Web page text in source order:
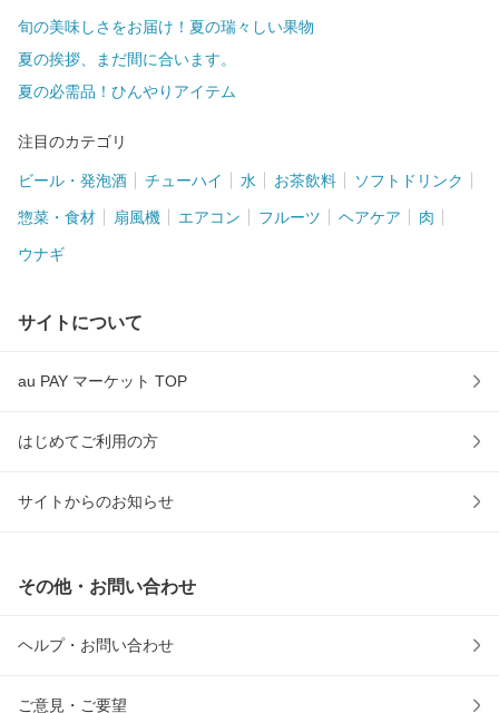
旬の美味しさをお届け！夏の瑞々しい果物
夏の挨拶、まだ間に合います。
夏の必需品！ひんやりアイテム
注目のカテゴリ
ビール・発泡酒 チューハイ 水 お茶飲料 ソフトドリンク
惣菜・食材 扇風機 エアコン フルーツ ヘアケア 肉
ウナギ
サイトについて
au PAY マーケット TOP
はじめてご利用の方
サイトからのお知らせ
その他・お問い合わせ
ヘルプ・お問い合わせ
ご意見・ご要望